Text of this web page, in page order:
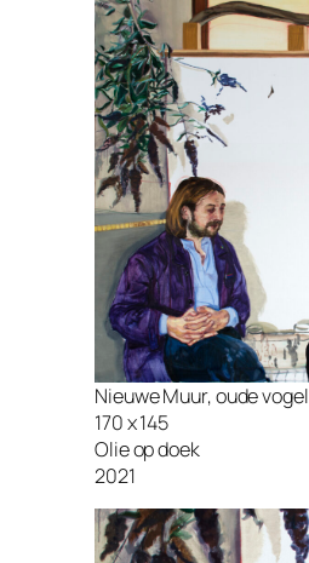
Nieuwe Muur, oude vogel
170 x 145
Olie op doek
2021